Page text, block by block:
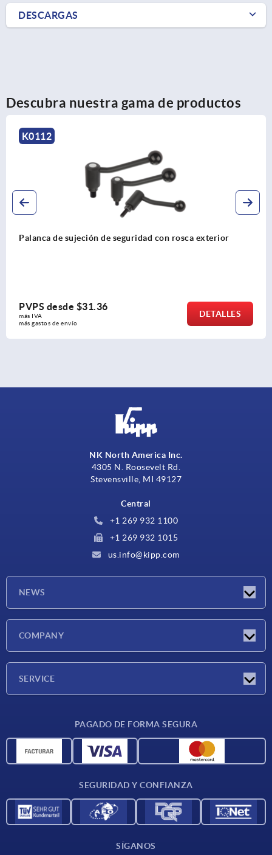
DESCARGAS
Descubra nuestra gama de productos
K0177
Palancas tensoras planas
PVPS desde$24.66
más IVA
más gastos de envío
DETALLES
NK North America Inc.
4305 N. Roosevelt Rd.
Stevensville, MI 49127
Central
+1 269 932 1100
+1 269 932 1015
us.info@kipp.com
NEWS
COMPANY
SERVICE
Materiales
PAGADO DE FORMA SEGURA
SEGURIDAD Y CONFIANZA
SÍGANOS